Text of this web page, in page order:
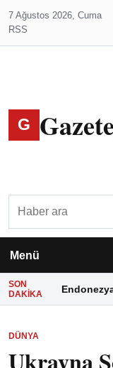
7 Ağustos 2026, Cuma
RSS
G
Menü
SON
DAKIKA
DÜNYA
Ukrayna